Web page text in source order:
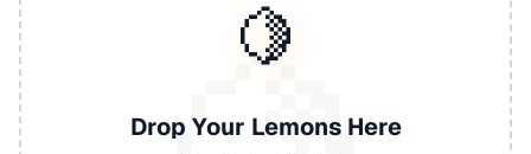
🍋
Drop Your Lemons Here